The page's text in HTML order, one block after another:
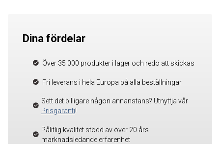
Dina fördelar
Över 35 000 produkter i lager och redo att skickas
Fri leverans i hela Europa på alla beställningar
Sett det billigare någon annanstans? Utnyttja vår
Prisgaranti!
Pålitlig kvalitet stödd av över 20 års
marknadsledande erfarenhet